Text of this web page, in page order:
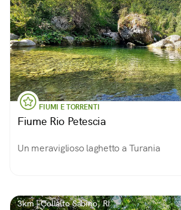
FIUMI E TORRENTI
Fiume Rio Petescia
Un meraviglioso laghetto a Turania
3km | Collalto Sabino, RI